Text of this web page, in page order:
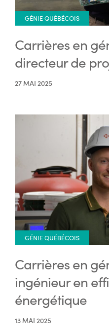
GÉNIE QUÉBÉCOIS
Carrières en
directeur de
27 MAI 2025
GÉNIE QUÉBÉCOIS
Carrières en
ingénieur en
énergétique
13 MAI 2025